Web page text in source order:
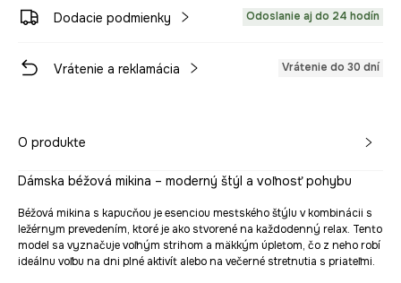
Dodacie podmienky Odoslanie aj do 24 hodín
Vrátenie a reklamácia Vrátenie do 30 dní
O produkte
Dámska béžová mikina – moderný štýl a voľnosť pohybu
Béžová mikina s kapucňou je esenciou mestského štýlu v kombinácii s
ležérnym prevedením, ktoré je ako stvorené na každodenný relax. Tento
model sa vyznačuje voľným strihom a mäkkým úpletom, čo z neho robí
ideálnu voľbu na dni plné aktivít alebo na večerné stretnutia s priateľmi.